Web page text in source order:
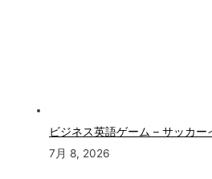
ビジネス英語ゲーム – サッカー
7月 8, 2026